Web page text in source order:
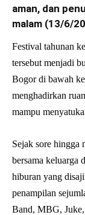
aman, dan
malam (13/6/
Festival tahunan
tersebut menjadi
Bogor di bawah
menghadirkan
mampu
Sejak sore hingga
bersama keluarga
hiburan yang
penampilan
Band, MBG,